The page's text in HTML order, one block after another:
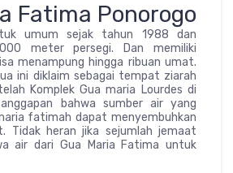
Fatima Ponorogo
umum sejak tahun 1988 dan
meter persegi. Dan memiliki
menampung hingga ribuan umat.
ini diklaim sebagai tempat ziarah
Komplek Gua maria Lourdes di
bahwa sumber air yang
fatimah dapat menyembuhkan
Tidak heran jika sejumlah jemaat
air dari Gua Maria Fatima untuk